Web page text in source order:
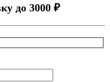
до 3000 ₽